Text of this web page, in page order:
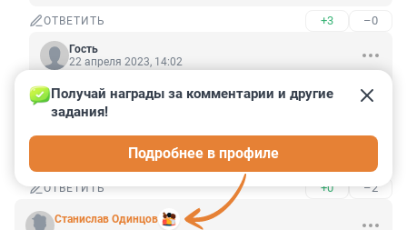
ОТВЕТИТЬ +3 –0
Гость
22 апреля 2023, 14:02
Гость22 апреля 2023, 12:38
Больной вопрос?
ОТВЕТИТЬ +0 –2
Станислав Одинцов
Получай награды за комментарии и другие
задания!
Подробнее в профиле